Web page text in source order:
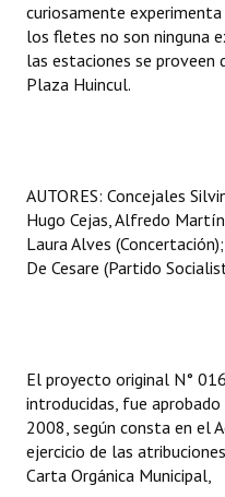
Huéspedes de Honor -
Antiguos Pobladores -
Entrega de distinciones
REFORMA DE LA CARTA
curiosamente
los fletes no son ninguna
las estaciones se proveen
Plaza Huincul.
AUTORES: Concejales
Hugo Cejas, Alfredo
Laura Alves
De Cesare (Partido
El proyecto original N°
introducidas, fue
2008, según consta en el
ejercicio de las
Carta Orgánica Municipal,